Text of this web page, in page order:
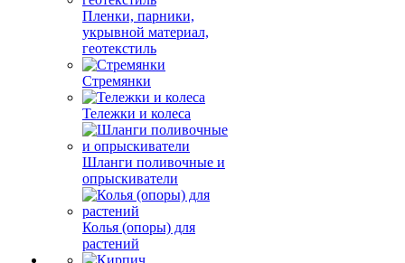
Пленки, парники,
укрывной материал,
геотекстиль
Стремянки
Тележки и колеса
Шланги поливочные и
опрыскиватели
Колья (опоры) для
растений